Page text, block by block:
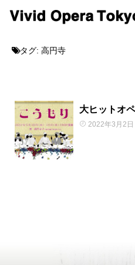
タグ: 高円寺
大ヒットオ
2022年3月2日